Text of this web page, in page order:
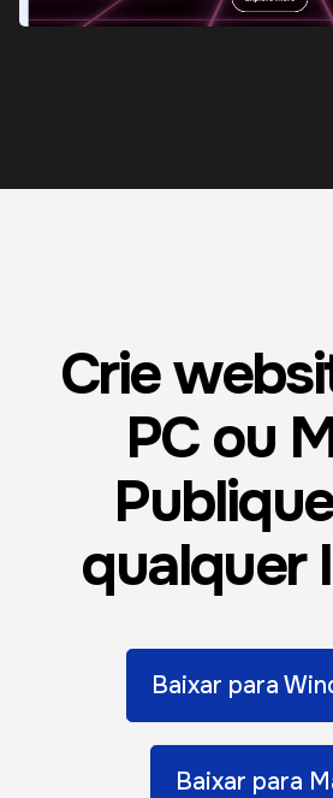
Crie
PC ou
qualquer
Baixar para
Baixar para